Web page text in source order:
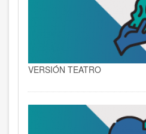
VERSIÓN TEATRO